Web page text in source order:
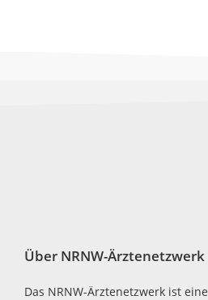
Über NRNW-Ärztenetzwerk
Das NRNW-Ärztenetzwerk ist eine